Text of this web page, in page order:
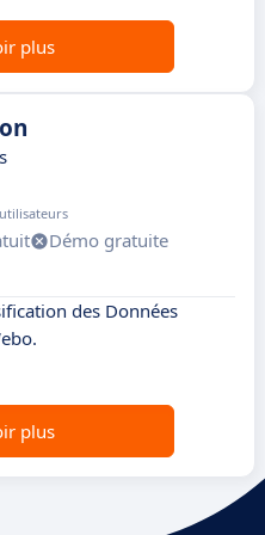
plus
Démo gratuite
des Données
plus